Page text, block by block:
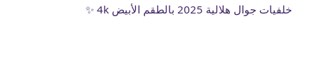
خلفيات جوال هلالية 2025 بالطقم الأبيض 4k ✨